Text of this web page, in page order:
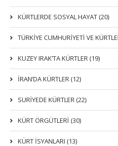
KÜRTLERDE SOSYAL HAYAT (20)
TÜRKİYE CUMHURİYETİ VE
KUZEY IRAK’TA KÜRTLER (19)
İRAN’DA KÜRTLER (12)
SURİYEDE KÜRTLER (22)
KÜRT ÖRGÜTLERİ (30)
KÜRT İSYANLARI (13)